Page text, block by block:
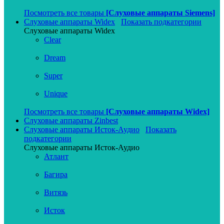
Посмотреть все товары [Слуховые аппараты Siemens]
Слуховые аппараты Widex
Показать подкатегории
Слуховые аппараты Widex
Clear
Dream
Super
Unique
Посмотреть все товары [Слуховые аппараты Widex]
Слуховые аппараты Zinbest
Слуховые аппараты Исток-Аудио
Показать
подкатегории
Слуховые аппараты Исток-Аудио
Атлант
Багира
Витязь
Исток